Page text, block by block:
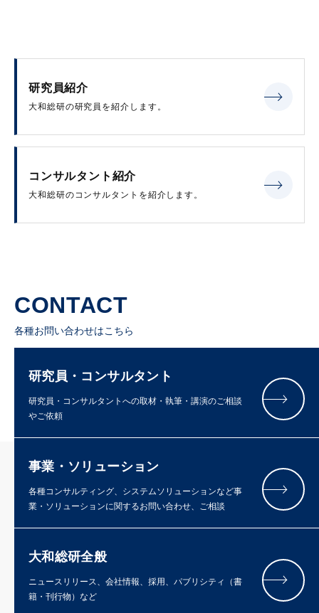
研究員紹介
大和総研の研究員を紹介します。
コンサルタント紹介
大和総研のコンサルタントを紹介します。
CONTACT
各種お問い合わせはこちら
研究員・コンサルタント
研究員・コンサルタントへの取材・執筆・講演のご相談
やご依頼
事業・ソリューション
各種コンサルティング、システムソリューションなど事
業・ソリューションに関するお問い合わせ、ご相談
大和総研全般
ニュースリリース、会社情報、採用、パブリシティ（書
籍・刊行物）など